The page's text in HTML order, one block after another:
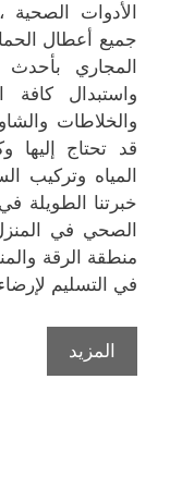
الأدوات الصحية
جميع أعطال
المجاري بأحدث
واستبدال كافة
والخلاطات
قد تحتاج إليها
المياه وتركيب
خبرتنا
الصحي في
منطقة الرقة
في التسليم
المزيد